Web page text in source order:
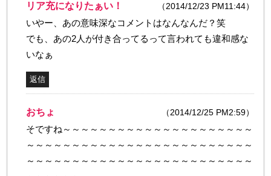
リア充になりたぁい！ （2014/12/23 PM11:44）
いやー、あの意味深なコメントはなんなんだ？笑
でも、あの2人が付き合ってるって言われても違和感な
いなぁ
返信
おちょ （2014/12/25 PM2:59）
そですね～～～～～～～～～～～～～～～～～～～～～
～～～～～～～～～～～～～～～～～～～～～～～～～
～～～～～～～～～～～～～～～～～～～～～～～～～